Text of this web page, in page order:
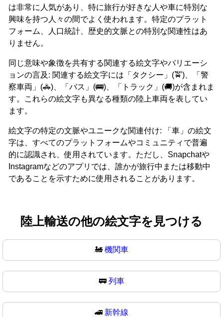
は非常に人気があり、特に旅行が好きな人や車に特別な
興味を持つ人々の間でよく使われます。特定のプラット
フォーム、人口統計、歴史的文脈との特別な関連性はあ
りません。
同じ意味や象徴を共有する関連する絵文字やバリエーシ
ョンの言及: 関連する絵文字には「タクシー」(🚖)、「警
察車両」(🚓)、「バス」(🚌)、「トラック」(🚚)が含まれま
す。これらの絵文字も異なる種類の陸上車両を表してい
ます。
絵文字の特定の文脈やユニークな関連付け: 「車」の絵文
字は、すべてのプラットフォームやコミュニティで普遍
的に認識され、使用されています。ただし、Snapchatや
Instagramなどのアプリでは、誰かが旅行中または移動中
であることを示すために使用されることがあります。
陸上輸送の他の絵文字を見つける
🚂 機関車
🚃 列車
🚄 新幹線